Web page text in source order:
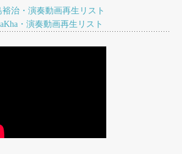
裕治・演奏動画再生リスト
・演奏動画再生リスト